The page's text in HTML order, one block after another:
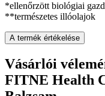
*ellenőrzött biológiai
**természetes illóolajok
A termék értékelése
Vásárlói
FITNE Health